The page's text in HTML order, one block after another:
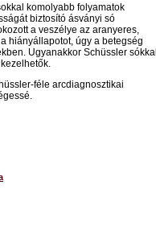
komolyabb folyamatok
biztosító ásványi só
a veszélye az aranyeres,
hiányállapotot, úgy a betegség
Ugyanakkor Schüssler sókkal
féle arcdiagnosztikai